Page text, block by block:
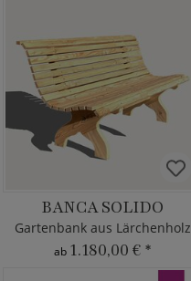
BANCA SOLIDO
Gartenbank aus Lärchenholz
ab 1.180,00 € *